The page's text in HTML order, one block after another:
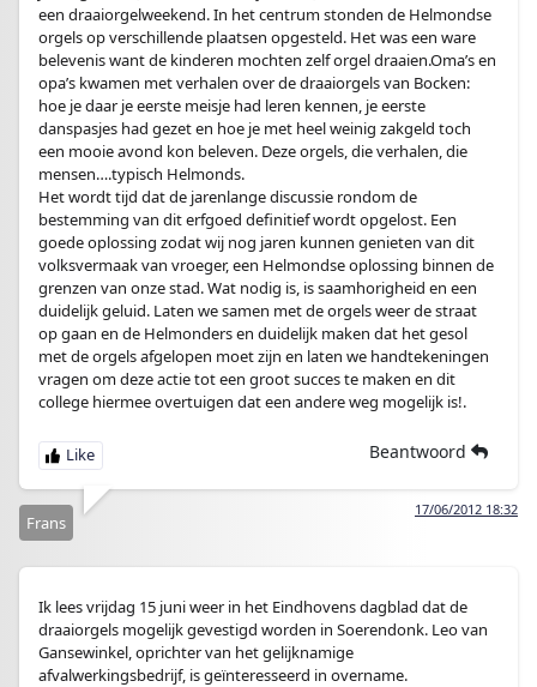
een draaiorgelweekend. In het centrum stonden de Helmondse
orgels op verschillende plaatsen opgesteld. Het was een ware
belevenis want de kinderen mochten zelf orgel draaien.Oma’s en
opa’s kwamen met verhalen over de draaiorgels van Bocken:
hoe je daar je eerste meisje had leren kennen, je eerste
danspasjes had gezet en hoe je met heel weinig zakgeld toch
een mooie avond kon beleven. Deze orgels, die verhalen, die
mensen….typisch Helmonds.
Het wordt tijd dat de jarenlange discussie rondom de
bestemming van dit erfgoed definitief wordt opgelost. Een
goede oplossing zodat wij nog jaren kunnen genieten van dit
volksvermaak van vroeger, een Helmondse oplossing binnen de
grenzen van onze stad. Wat nodig is, is saamhorigheid en een
duidelijk geluid. Laten we samen met de orgels weer de straat
op gaan en de Helmonders en duidelijk maken dat het gesol
met de orgels afgelopen moet zijn en laten we handtekeningen
vragen om deze actie tot een groot succes te maken en dit
college hiermee overtuigen dat een andere weg mogelijk is!.
Beantwoord
17/06/2012 18:32
Frans
Ik lees vrijdag 15 juni weer in het Eindhovens dagblad dat de
draaiorgels mogelijk gevestigd worden in Soerendonk. Leo van
Gansewinkel, oprichter van het gelijknamige
afvalwerkingsbedrijf, is geïnteresseerd in overname.